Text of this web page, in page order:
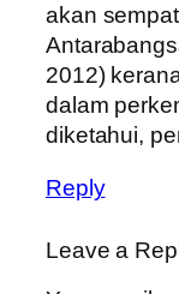
akan
2012)
dalam
diketahui,
Reply
Leave a